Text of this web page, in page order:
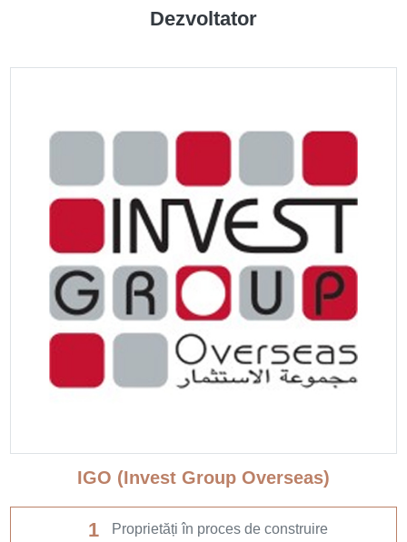
Dezvoltator
IGO (Invest Group Overseas)
1 Proprietăți în proces de construire